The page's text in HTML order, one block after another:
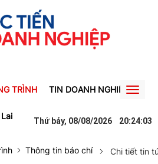
TRÌNH TIN DOANH NGHIỆP Toggle
Người phụ nữ ở Hưng Yên suýt bị mất
Thứ bảy, 08/08/2026 20:24:03
Thông tin báo chí Chi tiết tin